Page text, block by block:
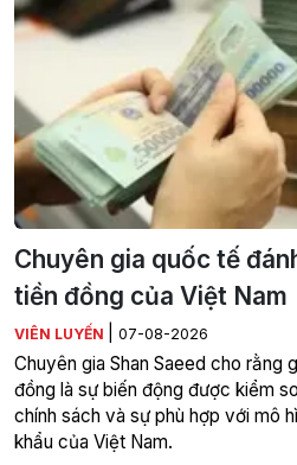
Chuyên gia quốc tế
tiền đồng của Việt Nam
VIÊN LUYẾN 07-08-2026
Chuyên gia Shan Saeed cho rằng
đồng là sự biến động được kiểm
chính sách và sự phù hợp với mô
khẩu của Việt Nam.